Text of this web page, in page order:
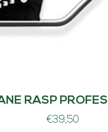
RASP
€39,50